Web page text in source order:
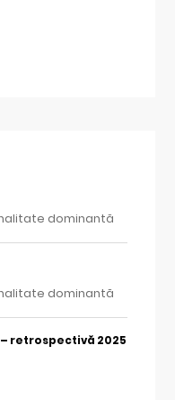
dominantă
dominantă
retrospectivă 2025